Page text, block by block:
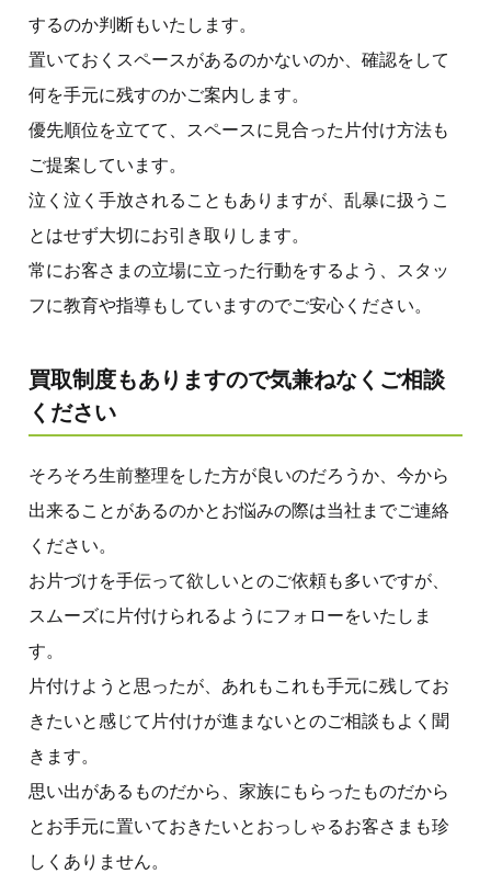
するのか判断もいたします。
置いておくスペースがあるのかないのか、確認をして
何を手元に残すのかご案内します。
優先順位を立てて、スペースに見合った片付け方法も
ご提案しています。
泣く泣く手放されることもありますが、乱暴に扱うこ
とはせず大切にお引き取りします。
常にお客さまの立場に立った行動をするよう、スタッ
フに教育や指導もしていますのでご安心ください。
買取制度もありますので気兼ねなくご相談
ください
そろそろ生前整理をした方が良いのだろうか、今から
出来ることがあるのかとお悩みの際は当社までご連絡
ください。
お片づけを手伝って欲しいとのご依頼も多いですが、
スムーズに片付けられるようにフォローをいたしま
す。
片付けようと思ったが、あれもこれも手元に残してお
きたいと感じて片付けが進まないとのご相談もよく聞
きます。
思い出があるものだから、家族にもらったものだから
とお手元に置いておきたいとおっしゃるお客さまも珍
しくありません。